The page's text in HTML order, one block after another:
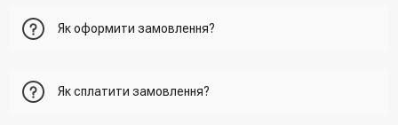
Як оформити замовлення?
нього та вказати всю необхідну інформацію про
Як сплатити замовлення?